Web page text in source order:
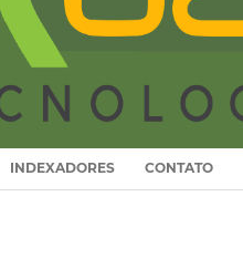
INDEXADORES CONTATO